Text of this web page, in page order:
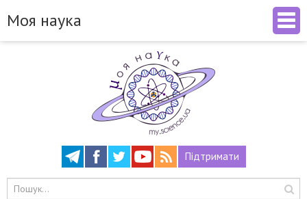
Підтримати
Моя наука